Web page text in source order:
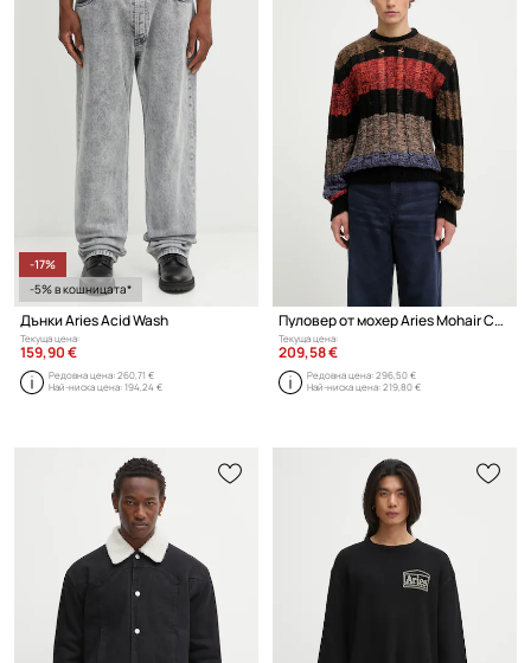
-17%
-5% в кошницата*
Дънки Aries Acid Wash
Текуща цена:
159,90 €
Редовна цена:260,71 €
Най-ниска цена:194,24 €
Пуловер от мохер Aries Mohair Cable
Текуща цена:
209,58 €
Редовна цена:296,50 €
Най-ниска цена:219,80 €